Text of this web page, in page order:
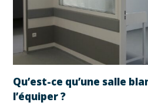
Qu’est-ce qu’une salle
l’équiper ?